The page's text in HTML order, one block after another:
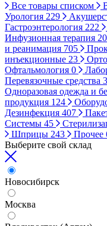
Все товары списком
Урология 229
Гастроэнтерология 222
Инфузионная терапия
и реанимация 705
инъекционные 23
Офтальмология 0
Перевязочные средства
Одноразовая одежда и
продукция 124
Дезинфекция 407
Системы 45
Шприцы 243 Прочее
Выберите свой склад
Новосибирск
Москва